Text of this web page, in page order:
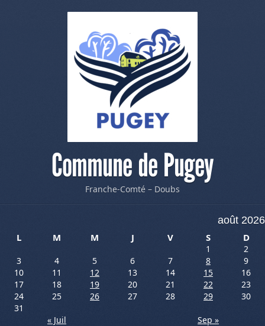
Commune de Pugey
Franche-Comté – Doubs
août 2026
L
M M J V S D
1
2
3
4 5 6 7 8
9
10
11 12 13 14 15
16
17
18 19 20 21 22
23
24
25 26 27 28 29
30
31
« Juil
Sep »